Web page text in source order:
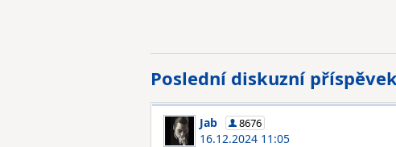
Poslední diskuzní
Jab 8676
16.12.2024 11:05